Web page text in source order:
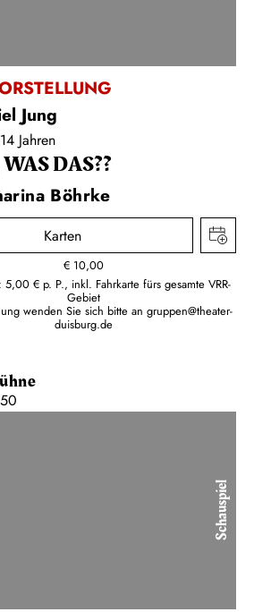
Jung
Jahren
DAS??
Böhrke
Karten
€ 10,00
5,00 € p. P., inkl. Fahrkarte fürs gesamte VRR-
Gebiet
wenden Sie sich bitte an gruppen@theater-
duisburg.de
Schauspiel